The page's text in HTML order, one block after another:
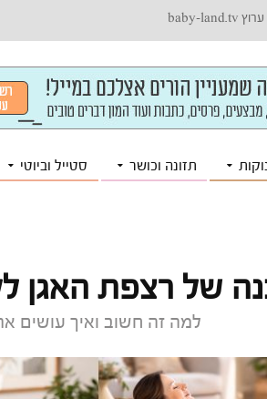
ערוץ baby-land.tv
תזונה וכושר סטייל וביוטי
של רצפת האגן
למה זה חשוב ואיך עושים